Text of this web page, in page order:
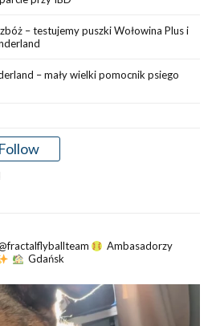
– testujemy puszki Wołowina Plus i
– mały wielki pomocnik psiego
Follow
Ambasadorzy
Gdańsk